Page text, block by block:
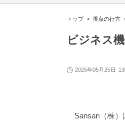
ン
トップ 視点の行方
ビジネス
2025年05月25日
Sansan（株）